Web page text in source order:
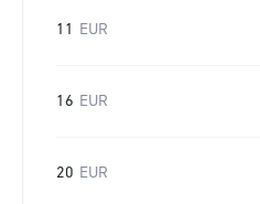
11 EUR
16 EUR
20 EUR